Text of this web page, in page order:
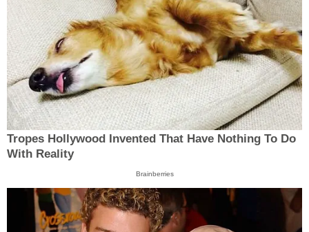
Tropes Hollywood Invented That Have Nothing To Do
With Reality
Brainberries